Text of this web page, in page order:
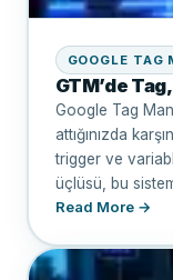
GOOGLE TAG
GTM’de
Google Tag
attığınızda
trigger ve
üçlüsü, bu
Read More →